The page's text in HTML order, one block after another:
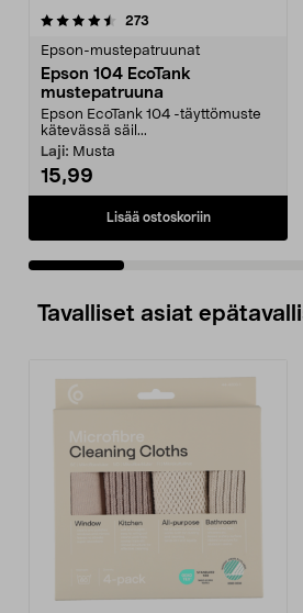
273
Epson-mustepatruunat
Epson 104 EcoTank
mustepatruuna
Epson EcoTank 104 -täyttömuste
kätevässä säil...
Laji: Musta
15,99
Lisää ostoskoriin
4.5 viidestä
Tavalliset asiat